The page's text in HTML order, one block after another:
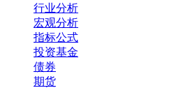
行业分析
宏观分析
指标公式
投资基金
债券
期货